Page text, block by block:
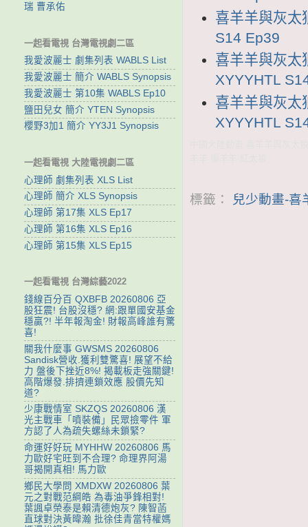
喜羊羊與灰太
S14 Ep39
喜羊羊與灰太
XYYYHTL
喜羊羊與灰太
XYYYHTL
標籤： 兒少動畫-喜
瑞 曹承佑
一起看電視 台灣電視劇二區
我愛波麗士 劇集列表 WABLS List
我愛波麗士 簡介 WABLS Synopsis
我愛波麗士 第10集 WABLS Ep10
鹽田兒女 簡介 YTEN Synopsis
櫻野3加1 簡介 YY3J1 Synopsis
一起看電視 大陸電視劇二區
心理師 劇集列表 XLS List
心理師 簡介 XLS Synopsis
心理師 第17集 XLS Ep17
心理師 第16集 XLS Ep16
心理師 第15集 XLS Ep15
一起看電視 台灣綜藝2022
錢線百分百 QXBFB 20260806 亞
股狂震! 台股沒穩? 網:跟單國安基金
穩贏?! 半年報淘金! 財報高峰誰有驚
喜!
關我什麼事 GWSMS 20260806
Sandisk營收.獲利雙驚喜! 展望不給
力 盤後下挫近8%! 揭載板走強關鍵!
高階爆發.排擠連鎖效應 股價先知
道?
少康戰情室 SKZQS 20260806 漢
光主戰車「噴裝備」民眾撿零件 軍
方認了人為疏失螺絲未鎖緊?
命運好好玩 MYHHW 20260806 馬
力歐好宅旺到不合理? 命理界阿湯
哥揭開真相! 馬力歐
鄉民大學問 XMDXW 20260806 葉
元之對戰范綱皓 為毒油爭鋒相對!
葉諷卓榮泰是賴清德炮灰? 陳智菡
直球對決黃暐瀚 批徐佳青當特權媽